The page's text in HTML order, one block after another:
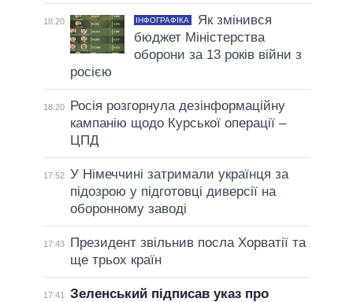
18:20 ІНФОГРАФІКА
Як змінився
бюджет Міністерства
оборони за 13 років війни з
росією
18:20
Росія розгорнула дезінформаційну
кампанію щодо Курської операції –
ЦПД
17:52 У Німеччині затримали українця за
підозрою у підготовці диверсії на
оборонному заводі
17:43
Президент звільнив посла Хорватії та
ще трьох країн
17:41
Зеленський підписав указ про